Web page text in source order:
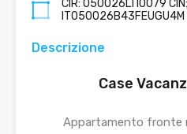
CIR: 050026LTI0079 CIN:
IT050026B43FEUGU4M
Descrizione
Case
Appartamento fronte